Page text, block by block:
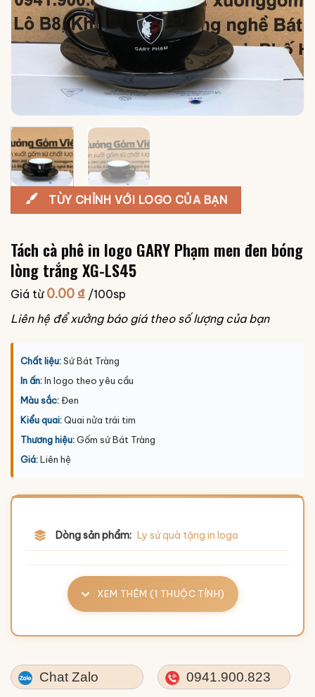
TÙY CHỈNH VỚI LOGO CỦA BẠN
Tách cà phê in logo GARY Phạm men đen bóng
lòng trắng XG-LS45
Giá từ 0.00₫ /100sp
Liên hệ để xưởng báo giá theo số lượng của bạn
Chất liệu:Sứ Bát Tràng
In ấn:In logo theo yêu cầu
Màu sắc:Đen
Kiểu quai:Quai nửa trái tim
Thương hiệu:Gốm sứ Bát Tràng
Giá:Liên hệ
Dòng sản phẩm: Ly sứ quà tặng in logo
XEM THÊM (1 THUỘC TÍNH)
Chat Zalo 0941.900.823